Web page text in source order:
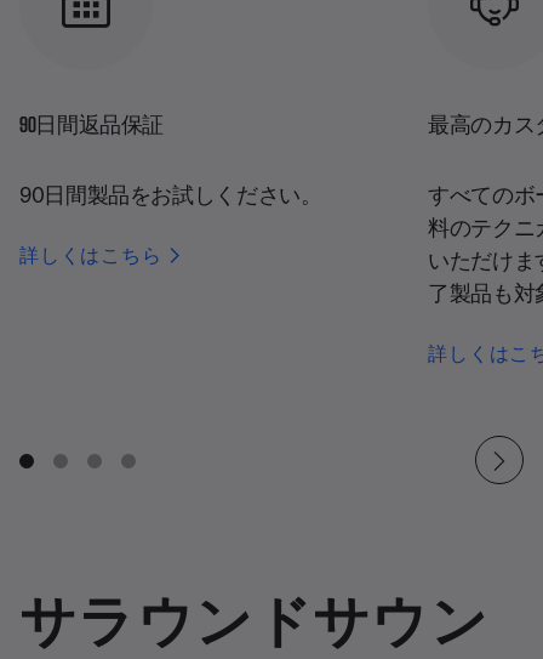
90日間返品保証
90日間製品をお試しください。
詳しくはこちら
最高のカス
すべてのボ
料のテクニ
いただけま
了製品も対
詳しくはこ
サラウンドサウン